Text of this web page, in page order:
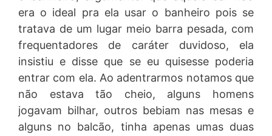
era o ideal pra ela usar o banheiro pois se
tratava de um lugar meio barra pesada, com
frequentadores de caráter duvidoso, ela
insistiu e disse que se eu quisesse poderia
entrar com ela. Ao adentrarmos notamos que
não estava tão cheio, alguns homens
jogavam bilhar, outros bebiam nas mesas e
alguns no balcão, tinha apenas umas duas